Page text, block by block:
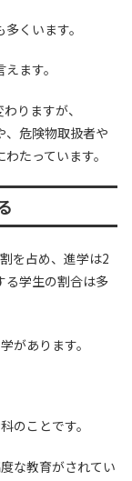
くいます。
ます。
りますが、
、危険物取扱者や
たっています。
を占め、進学は2
る学生の割合は多
があります。
のことです。
な教育がされてい